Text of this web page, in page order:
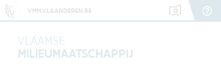
VMM.VLAANDEREN.BE
VLAAMSE
MILIEUMAATSCHAPPIJ